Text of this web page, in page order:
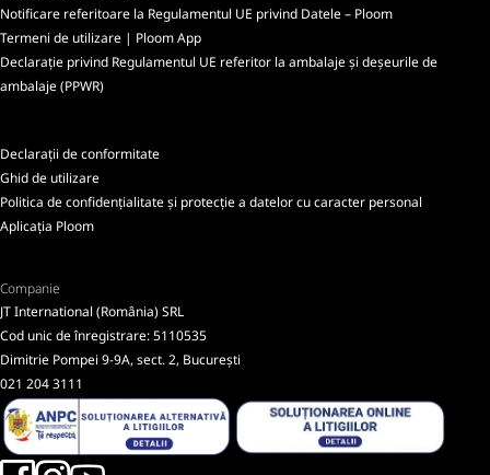
Notificare referitoare la Regulamentul UE privind Datele – Ploom
Termeni de utilizare | Ploom App
Declarație privind Regulamentul UE referitor la ambalaje și deșeurile de
ambalaje (PPWR)
Declarații de conformitate
Ghid de utilizare
Politica de confidențialitate și protecție a datelor cu caracter personal
Aplicația Ploom
Companie
JT International (România) SRL
Cod unic de înregistrare: 5110535
Dimitrie Pompei 9-9A, sect. 2, București
021 204 3111